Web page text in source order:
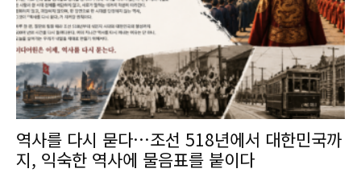
역사를 다시 묻다…조선 518년에서 대한민국까
지, 익숙한 역사에 물음표를 붙이다